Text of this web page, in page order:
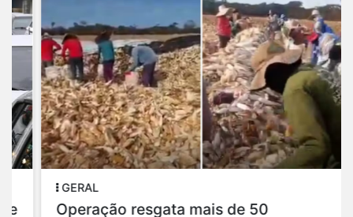
GERAL
Operação resgata mais de 50